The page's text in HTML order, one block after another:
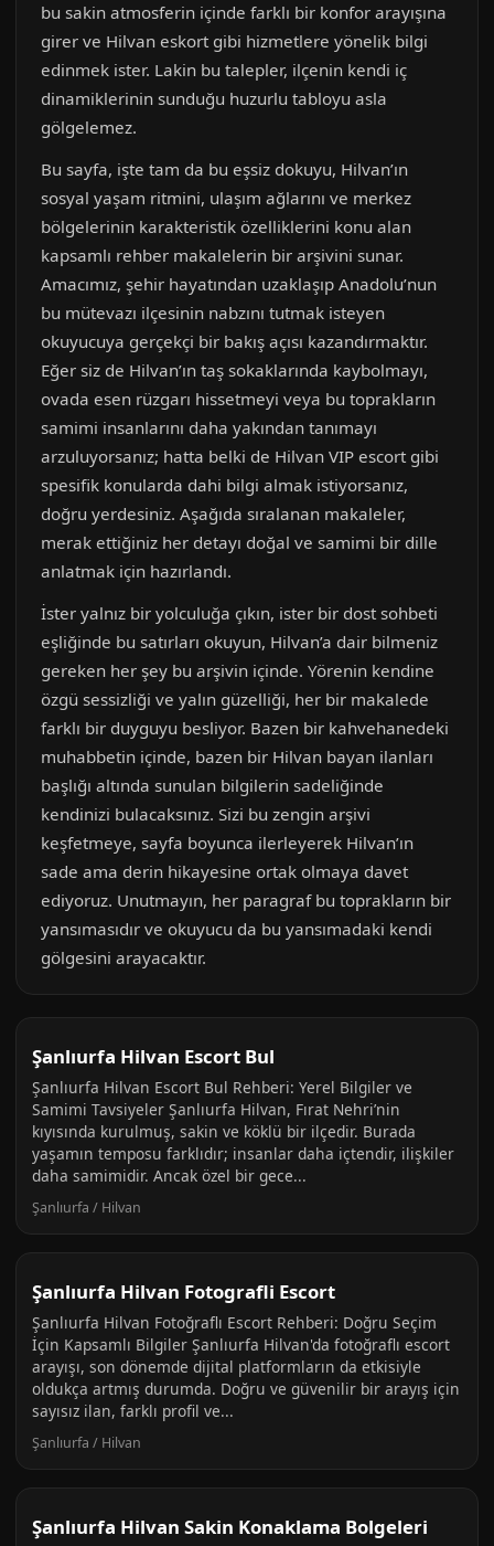
bu sakin atmosferin içinde farklı bir konfor arayışına
girer ve Hilvan eskort gibi hizmetlere yönelik bilgi
edinmek ister. Lakin bu talepler, ilçenin kendi iç
dinamiklerinin sunduğu huzurlu tabloyu asla
gölgelemez.
Bu sayfa, işte tam da bu eşsiz dokuyu, Hilvan’ın
sosyal yaşam ritmini, ulaşım ağlarını ve merkez
bölgelerinin karakteristik özelliklerini konu alan
kapsamlı rehber makalelerin bir arşivini sunar.
Amacımız, şehir hayatından uzaklaşıp Anadolu’nun
bu mütevazı ilçesinin nabzını tutmak isteyen
okuyucuya gerçekçi bir bakış açısı kazandırmaktır.
Eğer siz de Hilvan’ın taş sokaklarında kaybolmayı,
ovada esen rüzgarı hissetmeyi veya bu toprakların
samimi insanlarını daha yakından tanımayı
arzuluyorsanız; hatta belki de Hilvan VIP escort gibi
spesifik konularda dahi bilgi almak istiyorsanız,
doğru yerdesiniz. Aşağıda sıralanan makaleler,
merak ettiğiniz her detayı doğal ve samimi bir dille
anlatmak için hazırlandı.
İster yalnız bir yolculuğa çıkın, ister bir dost sohbeti
eşliğinde bu satırları okuyun, Hilvan’a dair bilmeniz
gereken her şey bu arşivin içinde. Yörenin kendine
özgü sessizliği ve yalın güzelliği, her bir makalede
farklı bir duyguyu besliyor. Bazen bir kahvehanedeki
muhabbetin içinde, bazen bir Hilvan bayan ilanları
başlığı altında sunulan bilgilerin sadeliğinde
kendinizi bulacaksınız. Sizi bu zengin arşivi
keşfetmeye, sayfa boyunca ilerleyerek Hilvan’ın
sade ama derin hikayesine ortak olmaya davet
ediyoruz. Unutmayın, her paragraf bu toprakların bir
yansımasıdır ve okuyucu da bu yansımadaki kendi
gölgesini arayacaktır.
Şanlıurfa Hilvan Escort Bul
Şanlıurfa Hilvan Escort Bul Rehberi: Yerel Bilgiler ve
Samimi Tavsiyeler Şanlıurfa Hilvan, Fırat Nehri’nin
kıyısında kurulmuş, sakin ve köklü bir ilçedir. Burada
yaşamın temposu farklıdır; insanlar daha içtendir, ilişkiler
daha samimidir. Ancak özel bir gece...
Şanlıurfa / Hilvan
Şanlıurfa Hilvan Fotografli Escort
Şanlıurfa Hilvan Fotoğraflı Escort Rehberi: Doğru Seçim
İçin Kapsamlı Bilgiler Şanlıurfa Hilvan'da fotoğraflı escort
arayışı, son dönemde dijital platformların da etkisiyle
oldukça artmış durumda. Doğru ve güvenilir bir arayış için
sayısız ilan, farklı profil ve...
Şanlıurfa / Hilvan
Şanlıurfa Hilvan Sakin Konaklama Bolgeleri